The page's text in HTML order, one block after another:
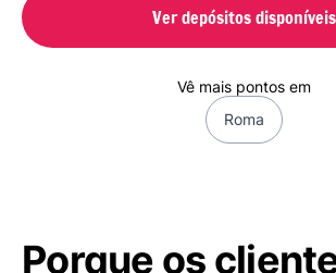
Ver depósitos disponíveis
Vê mais pontos em
Roma
Porque os